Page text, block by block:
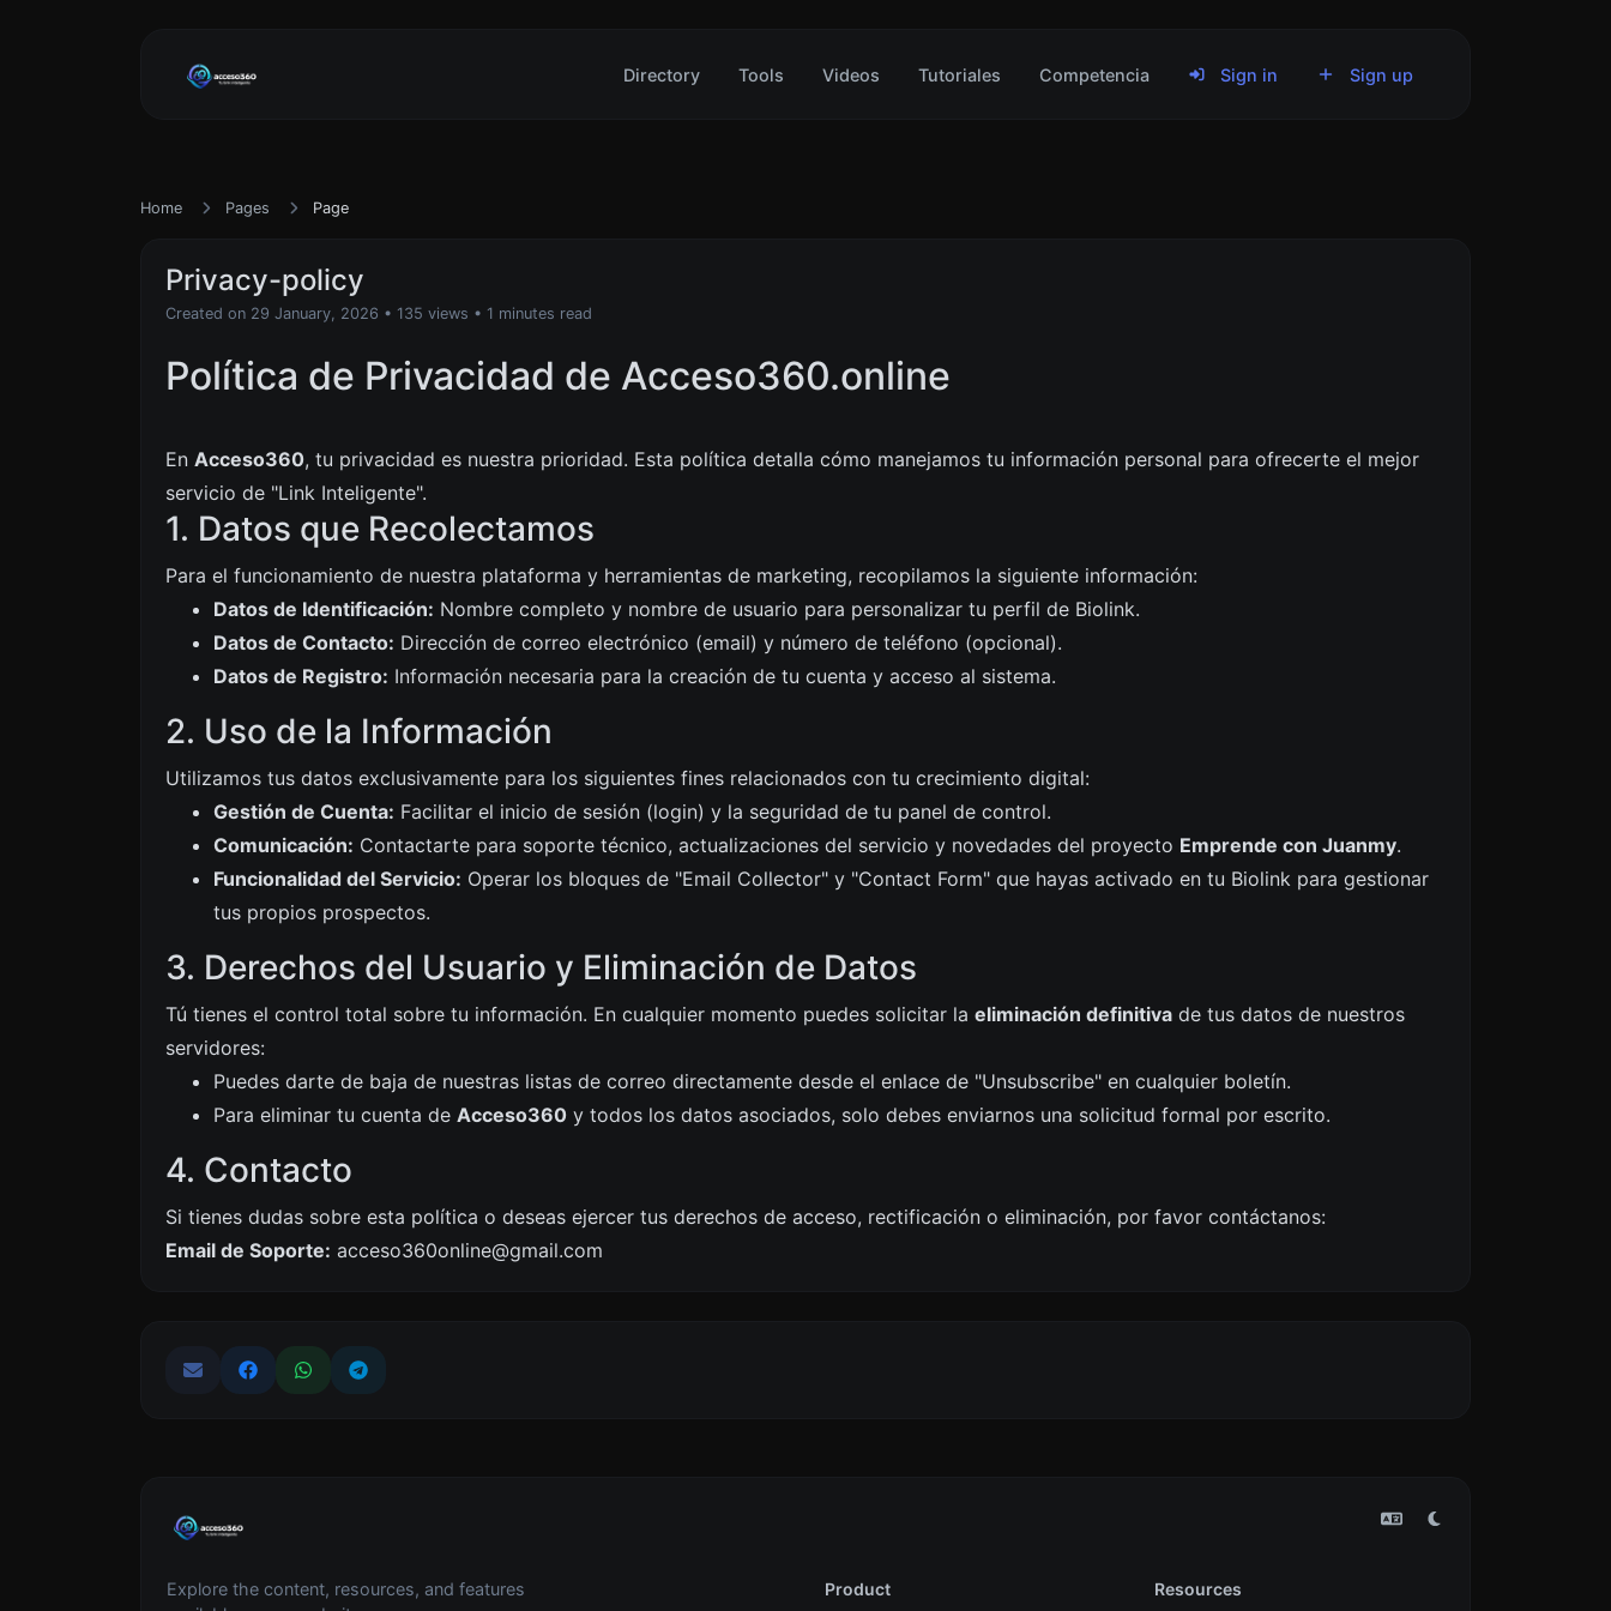
Directory Tools Videos Tutoriales Competencia Sign in Sign up
Home Pages Page
Privacy-policy
Created on 29 January, 2026 • 135 views • 1 minutes read
Política de Privacidad de Acceso360.online
En Acceso360, tu privacidad es nuestra prioridad. Esta política detalla cómo manejamos tu información personal para ofrecerte el mejor
servicio de "Link Inteligente".
1. Datos que Recolectamos
Para el funcionamiento de nuestra plataforma y herramientas de marketing, recopilamos la siguiente información:
Datos de Identificación: Nombre completo y nombre de usuario para personalizar tu perfil de Biolink.
Datos de Contacto: Dirección de correo electrónico (email) y número de teléfono (opcional).
Datos de Registro: Información necesaria para la creación de tu cuenta y acceso al sistema.
2. Uso de la Información
Utilizamos tus datos exclusivamente para los siguientes fines relacionados con tu crecimiento digital:
Gestión de Cuenta: Facilitar el inicio de sesión (login) y la seguridad de tu panel de control.
Comunicación: Contactarte para soporte técnico, actualizaciones del servicio y novedades del proyecto Emprende con Juanmy.
Funcionalidad del Servicio: Operar los bloques de "Email Collector" y "Contact Form" que hayas activado en tu Biolink para gestionar
tus propios prospectos.
3. Derechos del Usuario y Eliminación de Datos
Tú tienes el control total sobre tu información. En cualquier momento puedes solicitar la eliminación definitiva de tus datos de nuestros
servidores:
Puedes darte de baja de nuestras listas de correo directamente desde el enlace de "Unsubscribe" en cualquier boletín.
Para eliminar tu cuenta de Acceso360 y todos los datos asociados, solo debes enviarnos una solicitud formal por escrito.
4. Contacto
Si tienes dudas sobre esta política o deseas ejercer tus derechos de acceso, rectificación o eliminación, por favor contáctanos:
Email de Soporte: acceso360online@gmail.com
Explore the content, resources, and features
Product Resources